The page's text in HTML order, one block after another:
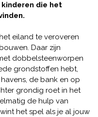
die het
eiland te veroveren
Daar zijn
dobbelsteenworpen
grondstoffen hebt,
de bank en op
grondig roet in het
de hulp van
het spel als je al jouw